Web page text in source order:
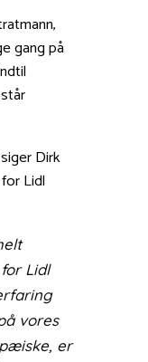
gang på
Dirk
Lidl
Lidl
vores
er